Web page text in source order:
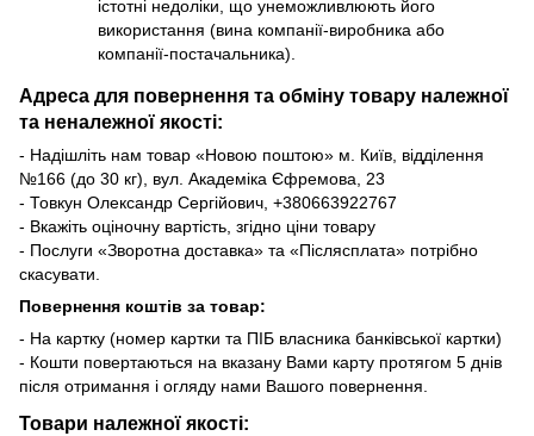
істотні недоліки, що унеможливлюють його
використання (вина компанії-виробника або
компанії-постачальника).
Адреса для повернення та обміну товару належної
та неналежної якості:
- Надішліть нам товар «Новою поштою» м. Київ, відділення
№166 (до 30 кг), вул. Академіка Єфремова, 23
- Товкун Олександр Сергійович, +380663922767
- Вкажіть оціночну вартість, згідно ціни товару
- Послуги «Зворотна доставка» та «Післясплата» потрібно
скасувати.
Повернення коштів за товар:
- На картку (номер картки та ПІБ власника банківської картки)
- Кошти повертаються на вказану Вами карту протягом 5 днів
після отримання і огляду нами Вашого повернення.
Товари належної якості: